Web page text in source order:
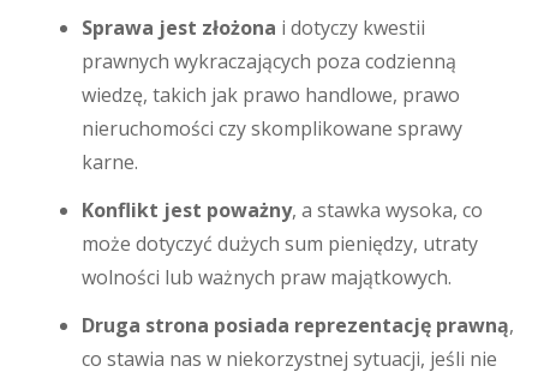
Sprawa jest złożona i dotyczy kwestii
prawnych wykraczających poza codzienną
wiedzę, takich jak prawo handlowe, prawo
nieruchomości czy skomplikowane sprawy
karne.
Konflikt jest poważny, a stawka wysoka, co
może dotyczyć dużych sum pieniędzy, utraty
wolności lub ważnych praw majątkowych.
Druga strona posiada reprezentację prawną,
co stawia nas w niekorzystnej sytuacji, jeśli nie